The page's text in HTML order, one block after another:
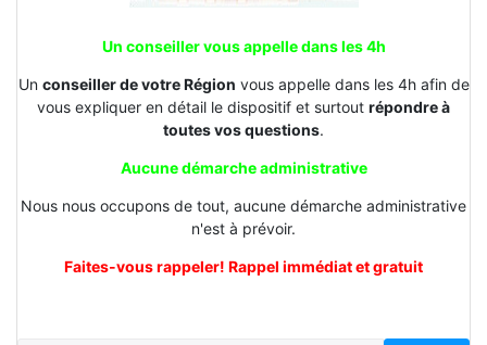
Un conseiller vous appelle dans les 4h
Un conseiller de votre Région vous appelle dans les 4h afin de
vous expliquer en détail le dispositif et surtout répondre à
toutes vos questions.
Aucune démarche administrative
Nous nous occupons de tout, aucune démarche administrative
n'est à prévoir.
Faites-vous rappeler! Rappel immédiat et gratuit